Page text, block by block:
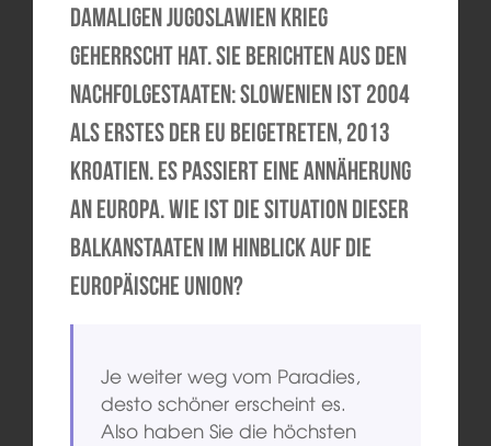
damaligen Jugoslawien Krieg
geherrscht hat. Sie berichten aus den
Nachfolgestaaten: Slowenien ist 2004
als Erstes der EU beigetreten, 2013
Kroatien. Es passiert eine Annäherung
an Europa. Wie ist die Situation dieser
Balkanstaaten im Hinblick auf die
Europäische Union?
Je weiter weg vom Paradies,
desto schöner erscheint es.
Also haben Sie die höchsten